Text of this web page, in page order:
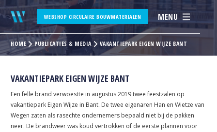
WEBSHOP CIRCULAIRE BOUWMATERIALEN MENU
HOME PUBLICATIES & MEDIA VAKANTIEPARK EIGEN WIJZE BANT
VAKANTIEPARK EIGEN WIJZE BANT
Een felle brand verwoestte in augustus 2019 twee feestzalen op
vakantiepark Eigen Wijze in Bant. De twee eigenaren Han en Wietze van
Wegen zaten als rasechte ondernemers bepaald niet bij de pakken
neer. De brandweer was koud vertrokken of de eerste plannen voor